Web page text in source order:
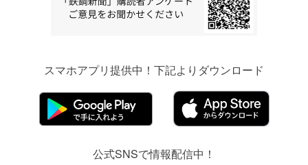
スマホアプリ提供中！下記よりダウンロード
公式SNSで情報配信中！